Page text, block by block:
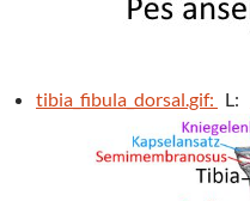
tibia_fibula_dorsal.gif: L: